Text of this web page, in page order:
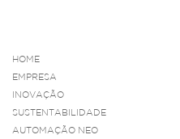
HOME
EMPRESA
INOVAÇÃO
SUSTENTABILIDADE
AUTOMAÇÃO NEO